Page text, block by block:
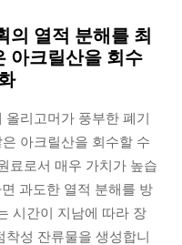
의 열적 분해를 최
아크릴산을 회수
리고머가 풍부한 폐기
아크릴산을 회수할 수
료로서 매우 가치가 높습
과도한 열적 분해를 방
시간이 지남에 따라 장
성 잔류물을 생성합니